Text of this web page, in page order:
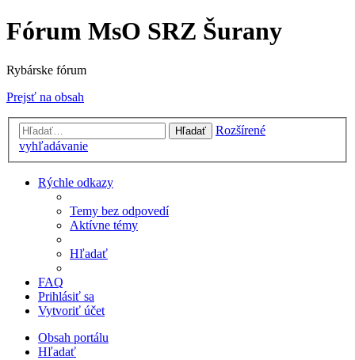
Fórum MsO SRZ Šurany
Rybárske fórum
Prejsť na obsah
Hľadať
Rozšírené
vyhľadávanie
Rýchle odkazy
Temy bez odpovedí
Aktívne témy
Hľadať
FAQ
Prihlásiť sa
Vytvoriť účet
Obsah portálu
Hľadať